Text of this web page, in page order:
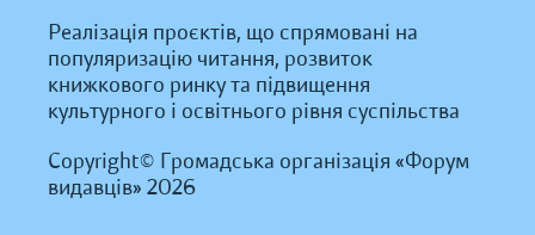
Реалізація проєктів, що спрямовані на
популяризацію читання, розвиток
книжкового ринку та підвищення
культурного і освітнього рівня суспільства
Copyright© Громадська організація «Форум
видавців» 2026